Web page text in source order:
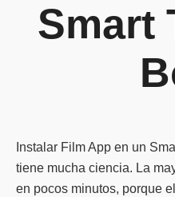
Smart
Instalar Film App en un
tiene mucha ciencia. La
en pocos minutos, porque